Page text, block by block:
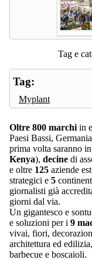
Tag e
Tag:
Myplant
Oltre 800 marchi in
Paesi Bassi,
prima volta saranno
Kenya), decine di
e oltre 125 aziende
strategici e 5
giornalisti già
giorni dal via.
Un gigantesco e
e soluzioni per i 9
vivai, fiori,
architettura ed
barbecue e boscaioli.